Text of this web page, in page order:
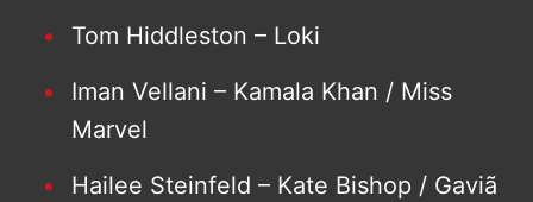
Tom Hiddleston – Loki
Iman Vellani – Kamala Khan / Miss
Marvel
Hailee Steinfeld – Kate Bishop / Gaviã